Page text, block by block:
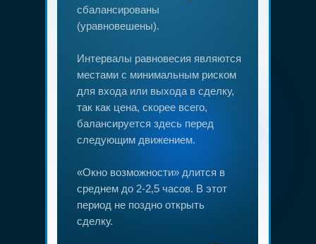
сбалансированы
(уравновешены).
Интервалы равновесия являются
местами с минимальным риском
для входа или выхода в сделку,
так как цена, скорее всего,
балансируется здесь перед
следующим движением.
«Окно возможности» длится в
среднем до 2-2,5 часов. В этот
период не поздно открыть
сделку.